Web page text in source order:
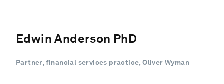
Edwin Anderson PhD
Partner, financial services practice, Oliver Wyman